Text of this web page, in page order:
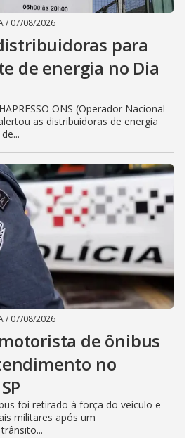
/ 07/08/2026
para
de energia no Dia
ONS (Operador Nacional
as distribuidoras de energia
/ 07/08/2026
de ônibus
no
foi retirado à força do veículo e
militares após um